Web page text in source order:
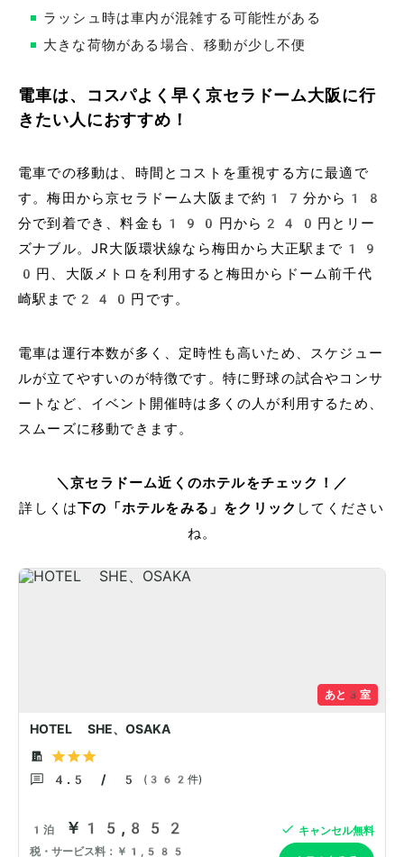
ラッシュ時は車内が混雑する可能性がある
大きな荷物がある場合、移動が少し不便
電車は、コスパよく早く京セラドーム大阪に行
きたい人におすすめ！
電車での移動は、時間とコストを重視する方に最適で
す。梅田から京セラドーム大阪まで約17分から18
分で到着でき、料金も190円から240円とリー
ズナブル。JR大阪環状線なら梅田から大正駅まで19
0円、大阪メトロを利用すると梅田からドーム前千代
崎駅まで240円です。
電車は運行本数が多く、定時性も高いため、スケジュー
ルが立てやすいのが特徴です。特に野球の試合やコンサ
ートなど、イベント開催時は多くの人が利用するため、
スムーズに移動できます。
＼京セラドーム近くのホテルをチェック！／
詳しくは下の「ホテルをみる」をクリック してください
ね。